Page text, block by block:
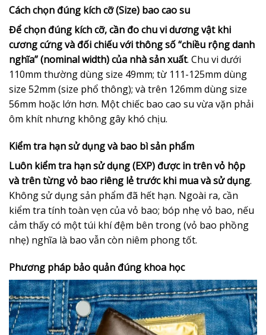
Cách chọn đúng kích cỡ (Size) bao cao su
Để chọn đúng kích cỡ, cần đo chu vi dương vật khi
cương cứng và đối chiếu với thông số “chiều rộng danh
nghĩa” (nominal width) của nhà sản xuất. Chu vi dưới
110mm thường dùng size 49mm; từ 111-125mm dùng
size 52mm (size phổ thông); và trên 126mm dùng size
56mm hoặc lớn hơn. Một chiếc bao cao su vừa vặn phải
ôm khít nhưng không gây khó chịu.
Kiểm tra hạn sử dụng và bao bì sản phẩm
Luôn kiểm tra hạn sử dụng (EXP) được in trên vỏ hộp
và trên từng vỏ bao riêng lẻ trước khi mua và sử dụng.
Không sử dụng sản phẩm đã hết hạn. Ngoài ra, cần
kiểm tra tính toàn vẹn của vỏ bao; bóp nhẹ vỏ bao, nếu
cảm thấy có một túi khí đệm bên trong (vỏ bao phồng
nhẹ) nghĩa là bao vẫn còn niêm phong tốt.
Phương pháp bảo quản đúng khoa học